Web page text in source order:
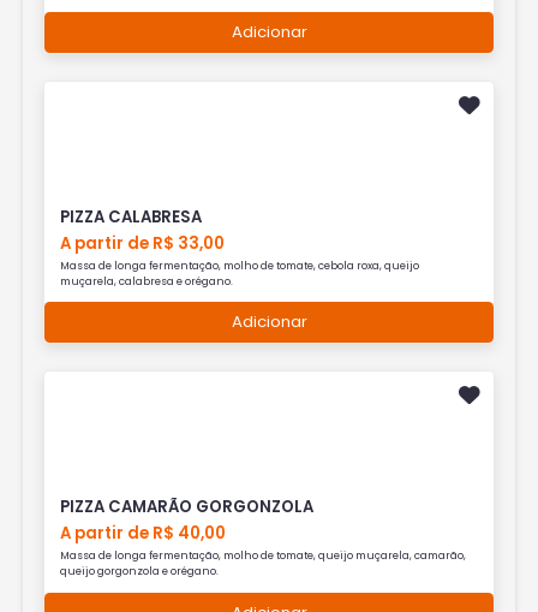
Adicionar
PIZZA CALABRESA
A partir de R$ 33,00
Massa de longa fermentação, molho de tomate, cebola roxa, queijo
muçarela, calabresa e orégano.
Adicionar
PIZZA CAMARÃO GORGONZOLA
A partir de R$ 40,00
Massa de longa fermentação, molho de tomate, queijo muçarela, camarão,
queijo gorgonzola e orégano.